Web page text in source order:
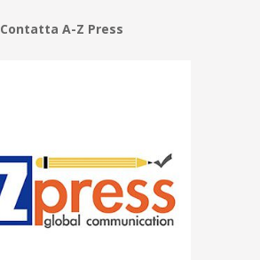
Contatta A-Z Press